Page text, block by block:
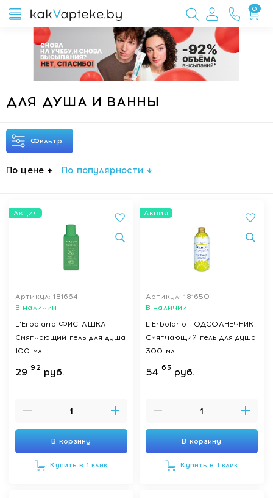
0
ДЛЯ ДУША И ВАННЫ
Фильтр
По цене По популярности
Акция
Артикул: 181664
В наличии
L'Erbolario ФИСТАШКА
Смягчающий гель для душа
100 мл
29 92 руб.
В корзину
Купить в 1 клик
Акция
Артикул: 181650
В наличии
L'Erbolario ПОДСОЛНЕЧНИК
Смягчающий гель для душа
300 мл
54 63 руб.
В корзину
Купить в 1 клик